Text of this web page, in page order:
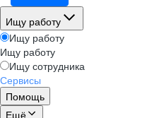
Ищу работу
Ищу работу
Ищу работу
Ищу сотрудника
Сервисы
Помощь
Ещё